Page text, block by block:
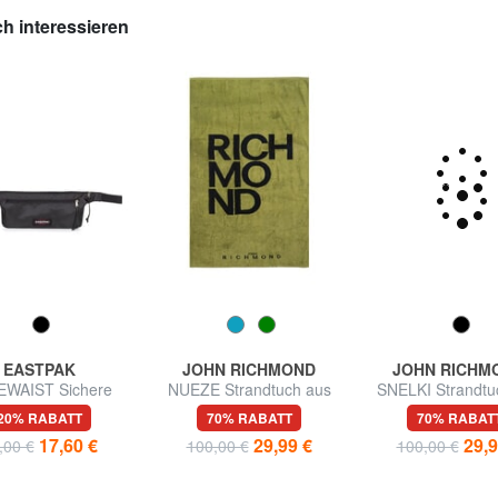
interessieren
EASTPAK
Sichere
RABATT
€ 17,60 €
JOHN RICHMOND
NUEZE Strandtuch aus
Baumwolle
70% RABATT
100,00 € 29,99 €
JOHN
SNELKI
Baumwolle
70%
100,00 €